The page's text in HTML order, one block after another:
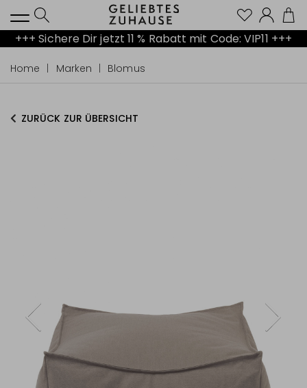
+++ Sichere Dir jetzt 11 % Rabatt mit Code: VIP11 +++
Home Marken Blomus
ZURÜCK ZUR ÜBERSICHT